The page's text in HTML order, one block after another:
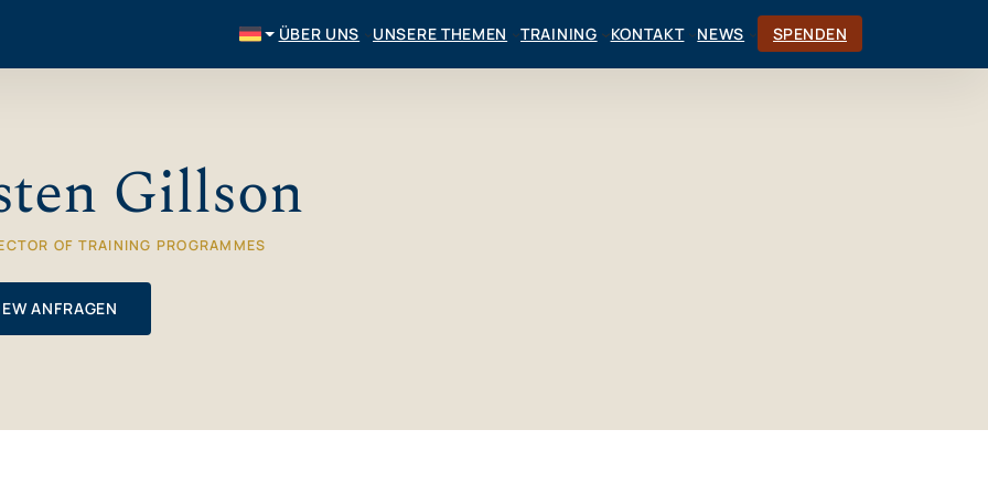
ÜBER UNS UNSERE THEMEN TRAINING KONTAKT NEWS SPENDEN
Gillson
OF TRAINING PROGRAMMES
ANFRAGEN